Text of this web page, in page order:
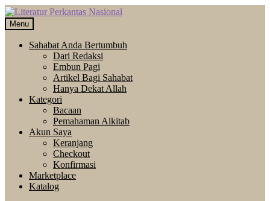
Skip
to
navigation
Langsung
ke
isi
Menu
Sahabat Anda Bertumbuh
Dari Redaksi
Embun Pagi
Artikel Bagi Sahabat
Hanya Dekat Allah
Kategori
Bacaan
Pemahaman Alkitab
Akun Saya
Keranjang
Checkout
Konfirmasi
Marketplace
Katalog